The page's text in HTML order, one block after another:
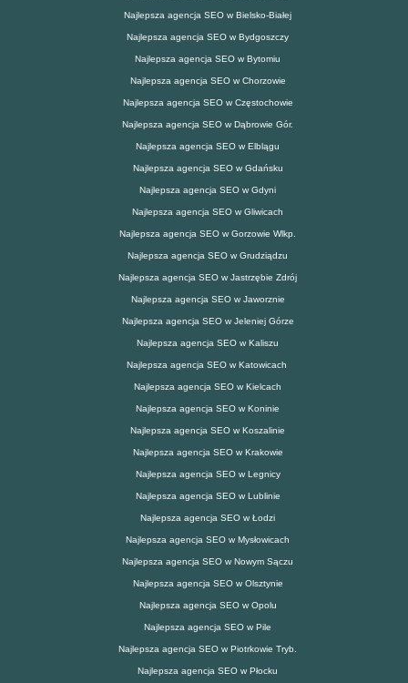
Najlepsza agencja SEO w Bielsko-Białej
Najlepsza agencja SEO w Bydgoszczy
Najlepsza agencja SEO w Bytomiu
Najlepsza agencja SEO w Chorzowie
Najlepsza agencja SEO w Częstochowie
Najlepsza agencja SEO w Dąbrowie Gór.
Najlepsza agencja SEO w Elblągu
Najlepsza agencja SEO w Gdańsku
Najlepsza agencja SEO w Gdyni
Najlepsza agencja SEO w Gliwicach
Najlepsza agencja SEO w Gorzowie Wlkp.
Najlepsza agencja SEO w Grudziądzu
Najlepsza agencja SEO w Jastrzębie Zdrój
Najlepsza agencja SEO w Jaworznie
Najlepsza agencja SEO w Jeleniej Górze
Najlepsza agencja SEO w Kaliszu
Najlepsza agencja SEO w Katowicach
Najlepsza agencja SEO w Kielcach
Najlepsza agencja SEO w Koninie
Najlepsza agencja SEO w Koszalinie
Najlepsza agencja SEO w Krakowie
Najlepsza agencja SEO w Legnicy
Najlepsza agencja SEO w Lublinie
Najlepsza agencja SEO w Łodzi
Najlepsza agencja SEO w Mysłowicach
Najlepsza agencja SEO w Nowym Sączu
Najlepsza agencja SEO w Olsztynie
Najlepsza agencja SEO w Opolu
Najlepsza agencja SEO w Pile
Najlepsza agencja SEO w Piotrkowie Tryb.
Najlepsza agencja SEO w Płocku